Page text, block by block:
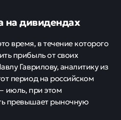
на дивидендах
время, в течение которого
прибыль от своих
Гаврилову, аналитику из
период на российском
июль, при этом
превышает рыночную